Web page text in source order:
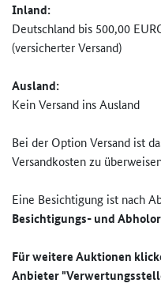
Inland:
Deutschland bis 500,00
(versicherter Versand)
Ausland:
Kein Versand ins Ausland
Bei der Option Versand ist
Versandkosten zu
Eine Besichtigung ist nach
Besichtigungs- und
Für weitere Auktionen
Anbieter